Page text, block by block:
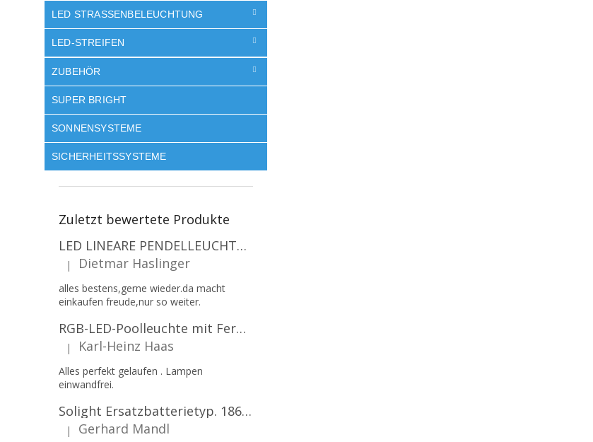
LED STRASSENBELEUCHTUNG
LED-STREIFEN
ZUBEHÖR
SUPER BRIGHT
SONNENSYSTEME
SICHERHEITSSYSTEME
Zuletzt bewertete Produkte
LED LINEARE PENDELLEUCHTE EXECULINE 120CM, 30W, 3750LM, 96°, 4000K, IP20, WEISS [207806]
Die Produktbewertung beträgt 5 von 5 Sternen.
| Dietmar Haslinger
alles bestens,gerne wieder.da macht
einkaufen freude,nur so weiter.
RGB-LED-Poolleuchte mit Fernbedienung, 12W, 1260lm, PAR56, 12V, 1+1 gratis!
Die Produktbewertung beträgt 5 von 5 Sternen.
| Karl-Heinz Haas
Alles perfekt gelaufen . Lampen
einwandfrei.
Solight Ersatzbatterietyp. 18650, 3,7 V, Li-Ion, 2200 mAh [WN900]
Die Produktbewertung beträgt 5 von 5 Sternen.
| Gerhard Mandl